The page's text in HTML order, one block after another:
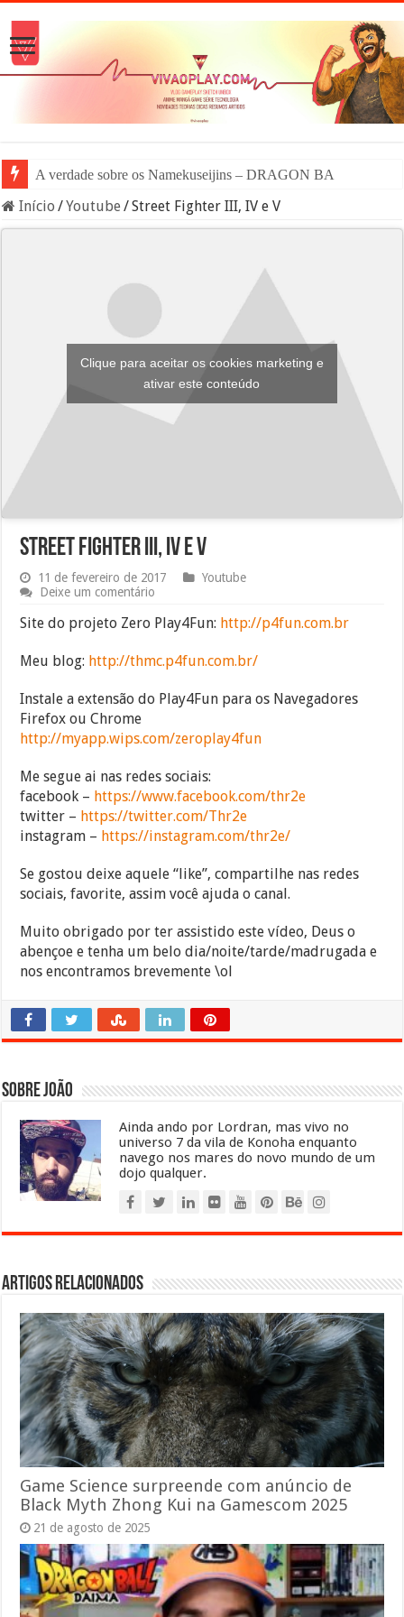
A verdade sobre os Namekuseijins – DRAGON BALL #News
Início /Youtube /Street Fighter III, IV e V
Clique para aceitar os cookies marketing e
ativar este conteúdo
Street Fighter III, IV e V
11 de fevereiro de 2017
Youtube
Deixe um comentário
Site do projeto Zero Play4Fun: http://p4fun.com.br
Meu blog: http://thmc.p4fun.com.br/
Instale a extensão do Play4Fun para os Navegadores
Firefox ou Chrome
http://myapp.wips.com/zeroplay4fun
Me segue ai nas redes sociais:
facebook – https://www.facebook.com/thr2e
twitter – https://twitter.com/Thr2e
instagram – https://instagram.com/thr2e/
Se gostou deixe aquele “like”, compartilhe nas redes
sociais, favorite, assim você ajuda o canal.
Muito obrigado por ter assistido este vídeo, Deus o
abençoe e tenha um belo dia/noite/tarde/madrugada e
nos encontramos brevemente \ol
Sobre João
Ainda ando por Lordran, mas vivo no
universo 7 da vila de Konoha enquanto
navego nos mares do novo mundo de um
dojo qualquer.
Artigos relacionados
Game Science surpreende com anúncio de
Black Myth Zhong Kui na Gamescom 2025
21 de agosto de 2025